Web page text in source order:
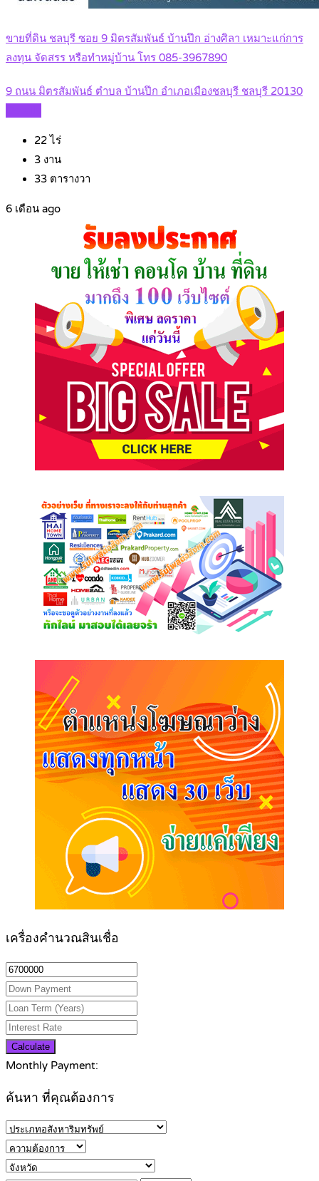
ขายที่ดิน ชลบุรี ซอย 9 มิตรสัมพันธ์ บ้านปึก อ่างศิลา เหมาะแก่การ
ลงทุน จัดสรร หรือทำหมู่บ้าน โทร 085-3967890
9 ถนน มิตรสัมพันธ์ ตำบล บ้านปึก อำเภอเมืองชลบุรี ชลบุรี 20130
22ไร่
3 งาน
33 ตารางวา
6 เดือน ago
เครื่องคำนวณสินเชื่อ
Calculate
Monthly Payment:
ค้นหา ที่คุณต้องการ